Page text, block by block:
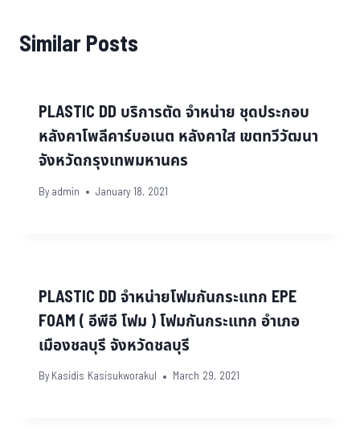
Similar Posts
PLASTIC DD บริการตัด จำหน่าย ชุดประกอบ
หลังคาโพลีคาร์บอเนต หลังคาใส เขตทวีวัฒนา
จังหวัดกรุงเทพมหานคร
By admin January 18, 2021
PLASTIC DD จำหน่ายโฟมกันกระแทก EPE
FOAM ( อีพีอี โฟม ) โฟมกันกระแทก อำเภอ
เมืองชลบุรี จังหวัดชลบุรี
By Kasidis Kasisukworakul March 29, 2021